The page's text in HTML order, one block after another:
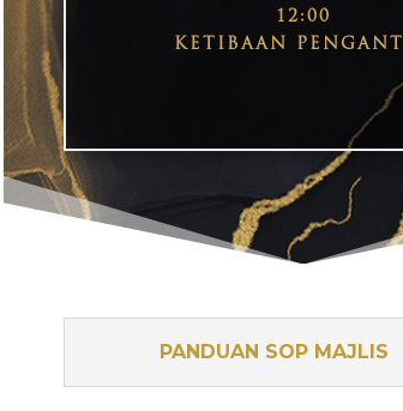
12:00
KETIBAAN
PANDUAN SOP MAJLIS